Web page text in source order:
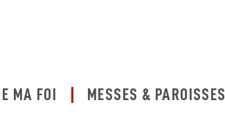
MA FOI MESSES & PAROISSES